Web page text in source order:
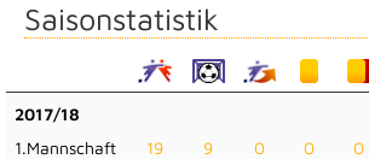
Saisonstatistik
2017/18
1.Mannschaft
19 9 0 0 0